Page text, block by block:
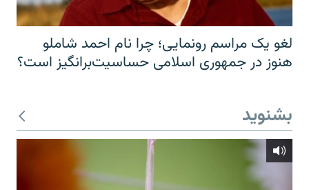
لغو یک مراسم رونمایی؛ چرا نام احمد شاملو
هنوز در جمهوری اسلامی حساسیت‌برانگیز است؟
بشنوید